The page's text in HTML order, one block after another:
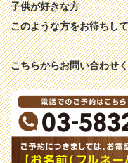
子供が好きな方
このような方をお待ちし
こちらからお問い合わせ